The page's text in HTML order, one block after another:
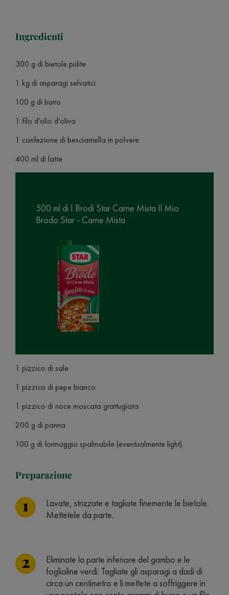
Ingredienti
300 g di bietole pulite
1 kg di asparagi selvatici
100 g di burro
1 filo d'olio d'oliva
1 confezione di besciamella in polvere
400 ml di latte
500 ml di I Brodi Star Carne Mista Il Mio
Brodo Star - Carne Mista
1 pizzico di sale
1 pizzico di pepe bianco
1 pizzico di noce moscata grattugiata
200 g di panna
100 g di formaggio spalmabile (eventualmente light)
Preparazione
Lavate, strizzate e tagliate finemente le bietole.
Mettetele da parte.
Eliminate la parte inferiore del gambo e le
foglioline verdi. Tagliate gli asparagi a dadi di
circa un centimetro e li mettete a soffriggere in